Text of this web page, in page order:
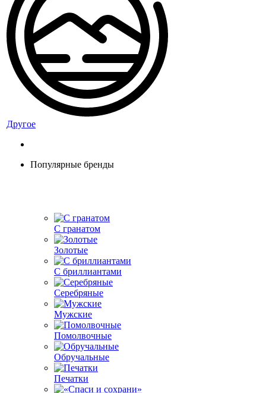
Другое
Популярные бренды
С гранатом
Золотые
С бриллиантами
Серебряные
Мужские
Помолвочные
Обручальные
Печатки